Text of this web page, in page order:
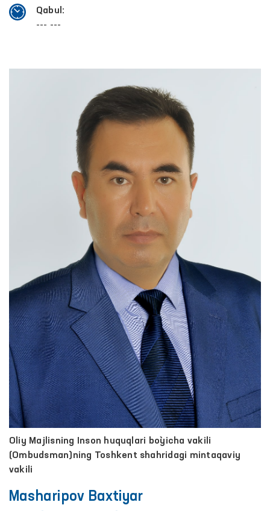
Qabul:
--- ---
Oliy Majlisning Inson huquqlari bo`yicha vakili
(Ombudsman)ning Toshkent shahridagi mintaqaviy
vakili
Masharipov Baxtiyar